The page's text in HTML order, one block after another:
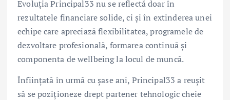
Evoluția Principal33 nu se reflectă doar în
rezultatele financiare solide, ci și în extinderea unei
echipe care apreciază flexibilitatea, programele de
dezvoltare profesională, formarea continuă și
componenta de wellbeing la locul de muncă.
Înființată în urmă cu șase ani, Principal33 a reușit
să se poziționeze drept partener tehnologic cheie